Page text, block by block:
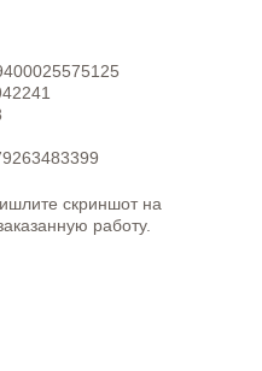
скриншот на
работу.